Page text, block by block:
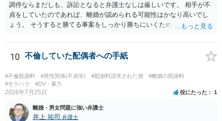
調停ならまだしも、訴訟となると弁護士なしは厳しいです。 相手が不
貞をしていたのであれば、離婚が認められる可能性はかなり高いでし
ょう。 そうすると勝てる事案をしっかり勝ちにいくためにも弁護士委
10 不倫していた配偶者への手紙
#不倫慰謝料 #異性関係(不貞等) #慰謝料請求された側
#離婚の慰謝料
#モラハラ
#DV・暴力
2026年7月25日 役にたった 1
離婚・男女問題に強い弁護士
井上 祐司 弁護士